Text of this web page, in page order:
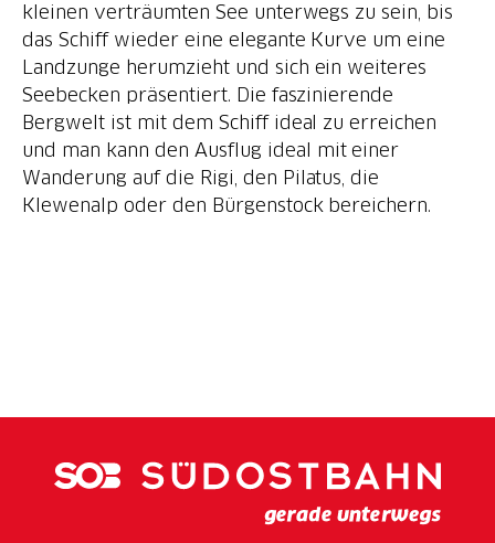
kleinen verträumten See unterwegs zu sein, bis
das Schiff wieder eine elegante Kurve um eine
Landzunge herumzieht und sich ein weiteres
Seebecken präsentiert. Die faszinierende
Bergwelt ist mit dem Schiff ideal zu erreichen
und man kann den Ausflug ideal mit einer
Wanderung auf die Rigi, den Pilatus, die
Klewenalp oder den Bürgenstock bereichern.